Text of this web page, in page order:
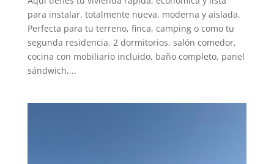
para instalar, totalmente nueva, moderna y aislada.
Perfecta para tu terreno, finca, camping o como tu
segunda residencia. 2 dormitorios, salón comedor,
cocina con mobiliario incluido, baño completo, panel
sándwich,...